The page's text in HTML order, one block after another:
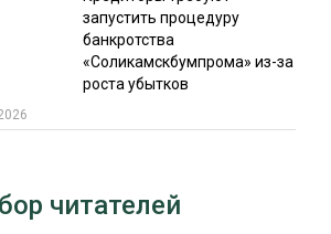
запустить процедуру
банкротства
«Соликамскбумпрома» из-за
роста убытков
читателей